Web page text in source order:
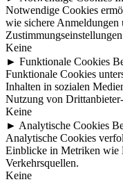
Notwendige Cookies
wie sichere Anmeldungen
Keine
► Funktionale Cookies
Funktionale Cookies
Inhalten in sozialen
Nutzung von
Keine
► Analytische Cookies
Analytische Cookies
Einblicke in Metriken wie
Verkehrsquellen.
Keine